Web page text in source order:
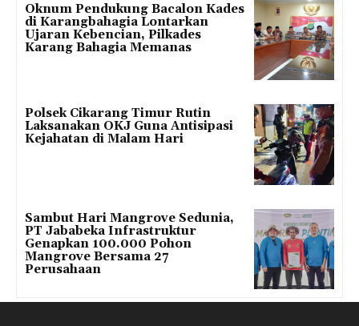
Oknum Pendukung Bacalon Kades
di Karangbahagia Lontarkan
Ujaran Kebencian, Pilkades
Karang Bahagia Memanas
Polsek Cikarang Timur Rutin
Laksanakan OKJ Guna Antisipasi
Kejahatan di Malam Hari
Sambut Hari Mangrove Sedunia,
PT Jababeka Infrastruktur
Genapkan 100.000 Pohon
Mangrove Bersama 27
Perusahaan